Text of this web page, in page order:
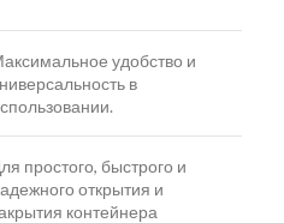
удобство и
в
простого, быстрого и
открытия и
контейнера